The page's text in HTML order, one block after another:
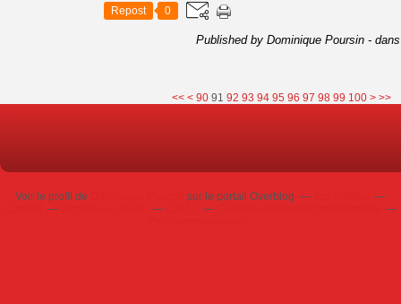
Repost 0
Published by Dominique Poursin -
<< < 10
20
30
40
50
60
70
80
90 91 92 93 94 95 96 97 98 99 100 > >>
Voir le profil de sur le portail Overblog